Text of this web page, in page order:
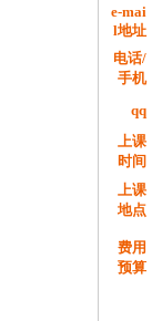
e-mai
l地址
电话/
手机
qq
上课
时间
上课
地点
费用
预算